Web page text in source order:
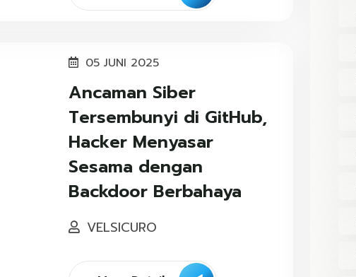
05 JUNI 2025
Ancaman Siber
Tersembunyi di GitHub,
Hacker Menyasar
Sesama dengan
Backdoor Berbahaya
VELSICURO